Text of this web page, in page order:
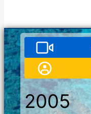
2005